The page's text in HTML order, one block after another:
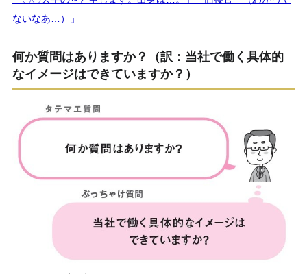
ないなあ…）」
何か質問はありますか？（訳：当社で働く具体的
なイメージはできていますか？）